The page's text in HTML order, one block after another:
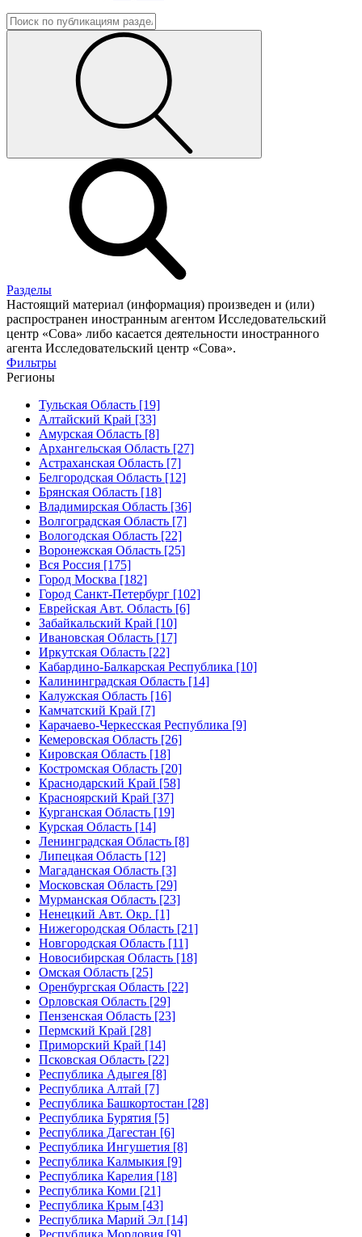
Разделы
Настоящий материал (информация) произведен и (или)
распространен иностранным агентом Исследовательский
центр «Сова» либо касается деятельности иностранного
агента Исследовательский центр «Сова».
Фильтры
Регионы
Тульская Область [19]
Алтайский Край [33]
Амурская Область [8]
Архангельская Область [27]
Астраханская Область [7]
Белгородская Область [12]
Брянская Область [18]
Владимирская Область [36]
Волгоградская Область [7]
Вологодская Область [22]
Воронежская Область [25]
Вся Россия [175]
Город Москва [182]
Город Санкт-Петербург [102]
Еврейская Авт. Область [6]
Забайкальский Край [10]
Ивановская Область [17]
Иркутская Область [22]
Кабардино-Балкарская Республика [10]
Калининградская Область [14]
Калужская Область [16]
Камчатский Край [7]
Карачаево-Черкесская Республика [9]
Кемеровская Область [26]
Кировская Область [18]
Костромская Область [20]
Краснодарский Край [58]
Красноярский Край [37]
Курганская Область [19]
Курская Область [14]
Ленинградская Область [8]
Липецкая Область [12]
Магаданская Область [3]
Московская Область [29]
Мурманская Область [23]
Ненецкий Авт. Окр. [1]
Нижегородская Область [21]
Новгородская Область [11]
Новосибирская Область [18]
Омская Область [25]
Оренбургская Область [22]
Орловская Область [29]
Пензенская Область [23]
Пермский Край [28]
Приморский Край [14]
Псковская Область [22]
Республика Адыгея [8]
Республика Алтай [7]
Республика Башкортостан [28]
Республика Бурятия [5]
Республика Дагестан [6]
Республика Ингушетия [8]
Республика Калмыкия [9]
Республика Карелия [18]
Республика Коми [21]
Республика Крым [43]
Республика Марий Эл [14]
Республика Мордовия [9]